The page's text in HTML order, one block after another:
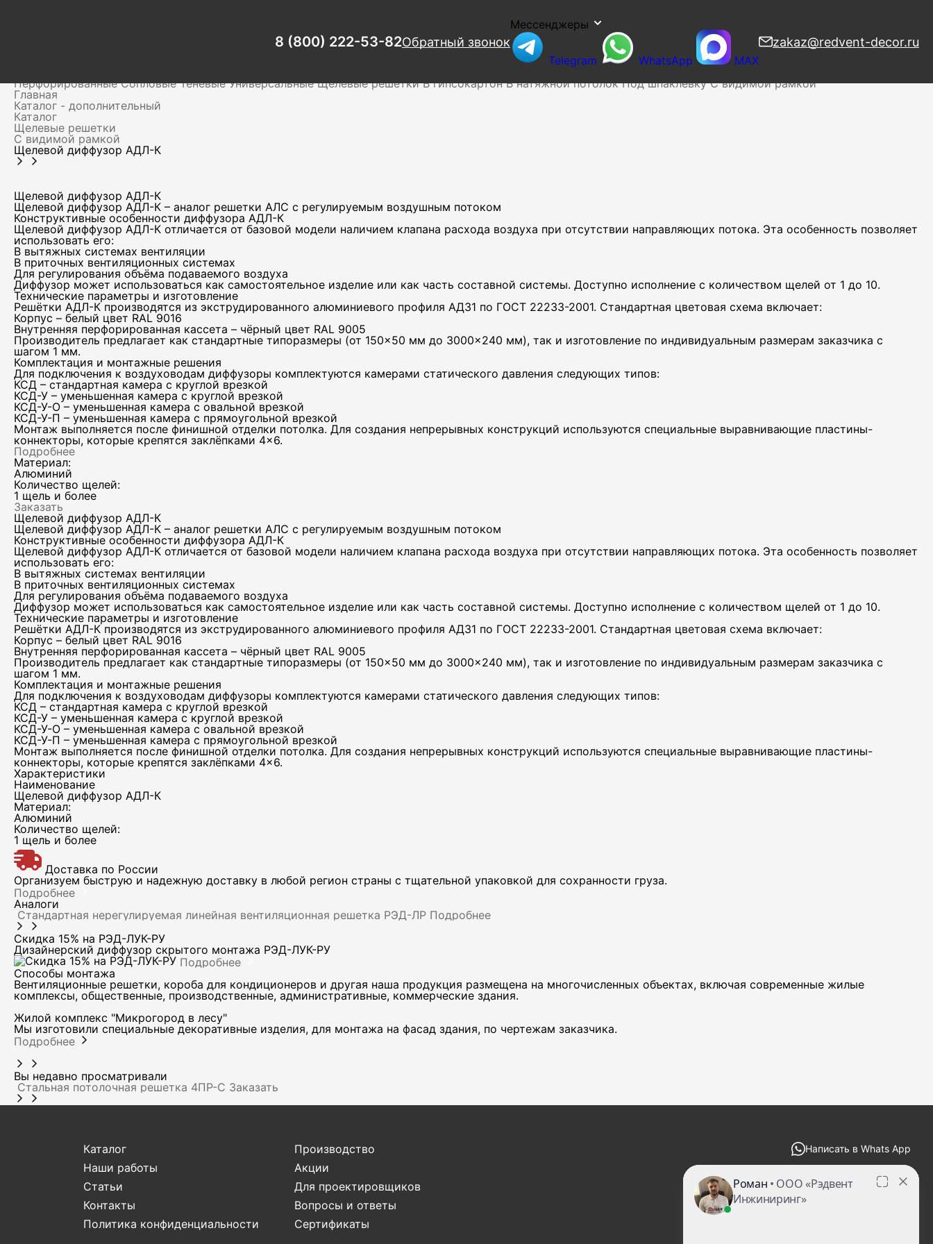
Перфорированные Сопловые Теневые Универсальные Щелевые решетки В гипсокартон В натяжной потолок Под шпаклевку С видимой рамкой
Главная
Каталог - дополнительный
Каталог
Щелевые решетки
С видимой рамкой
Щелевой диффузор АДЛ-К
Щелевой диффузор АДЛ-К
Щелевой диффузор АДЛ-К – аналог решетки АЛС с регулируемым воздушным потоком
Конструктивные особенности диффузора АДЛ-К
Щелевой диффузор АДЛ-К отличается от базовой модели наличием клапана расхода воздуха при отсутствии направляющих потока. Эта особенность позволяет
использовать его:
В вытяжных системах вентиляции
В приточных вентиляционных системах
Для регулирования объёма подаваемого воздуха
Диффузор может использоваться как самостоятельное изделие или как часть составной системы. Доступно исполнение с количеством щелей от 1 до 10.
Технические параметры и изготовление
Решётки АДЛ-К производятся из экструдированного алюминиевого профиля АД31 по ГОСТ 22233-2001. Стандартная цветовая схема включает:
Корпус – белый цвет RAL 9016
Внутренняя перфорированная кассета – чёрный цвет RAL 9005
Производитель предлагает как стандартные типоразмеры (от 150×50 мм до 3000×240 мм), так и изготовление по индивидуальным размерам заказчика с
шагом 1 мм.
Комплектация и монтажные решения
Для подключения к воздуховодам диффузоры комплектуются камерами статического давления следующих типов:
КСД – стандартная камера с круглой врезкой
КСД-У – уменьшенная камера с круглой врезкой
КСД-У-О – уменьшенная камера с овальной врезкой
КСД-У-П – уменьшенная камера с прямоугольной врезкой
Монтаж выполняется после финишной отделки потолка. Для создания непрерывных конструкций используются специальные выравнивающие пластины-
коннекторы, которые крепятся заклёпками 4×6.
Подробнее
Материал:
Алюминий
Количество щелей:
1 щель и более
Заказать
Щелевой диффузор АДЛ-К
Щелевой диффузор АДЛ-К – аналог решетки АЛС с регулируемым воздушным потоком
Конструктивные особенности диффузора АДЛ-К
Щелевой диффузор АДЛ-К отличается от базовой модели наличием клапана расхода воздуха при отсутствии направляющих потока. Эта особенность позволяет
использовать его:
В вытяжных системах вентиляции
В приточных вентиляционных системах
Для регулирования объёма подаваемого воздуха
Диффузор может использоваться как самостоятельное изделие или как часть составной системы. Доступно исполнение с количеством щелей от 1 до 10.
Технические параметры и изготовление
Решётки АДЛ-К производятся из экструдированного алюминиевого профиля АД31 по ГОСТ 22233-2001. Стандартная цветовая схема включает:
Корпус – белый цвет RAL 9016
Внутренняя перфорированная кассета – чёрный цвет RAL 9005
Производитель предлагает как стандартные типоразмеры (от 150×50 мм до 3000×240 мм), так и изготовление по индивидуальным размерам заказчика с
шагом 1 мм.
Комплектация и монтажные решения
Для подключения к воздуховодам диффузоры комплектуются камерами статического давления следующих типов:
КСД – стандартная камера с круглой врезкой
КСД-У – уменьшенная камера с круглой врезкой
КСД-У-О – уменьшенная камера с овальной врезкой
КСД-У-П – уменьшенная камера с прямоугольной врезкой
Монтаж выполняется после финишной отделки потолка. Для создания непрерывных конструкций используются специальные выравнивающие пластины-
коннекторы, которые крепятся заклёпками 4×6.
Характеристики
Наименование
Щелевой диффузор АДЛ-К
Материал:
Алюминий
Количество щелей:
1 щель и более
Доставка по России
Организуем быструю и надежную доставку в любой регион страны с тщательной упаковкой для сохранности груза.
Подробнее
Аналоги
Стандартная нерегулируемая линейная вентиляционная решетка РЭД-ЛР Подробнее
Скидка 15% на РЭД-ЛУК-РУ
Дизайнерский диффузор скрытого монтажа РЭД-ЛУК-РУ
Подробнее
Способы монтажа
Вентиляционные решетки, короба для кондиционеров и другая наша продукция размещена на многочисленных объектах, включая современные жилые
комплексы, общественные, производственные, административные, коммерческие здания.
Жилой комплекс "Микрогород в лесу"
Мы изготовили специальные декоративные изделия, для монтажа на фасад здания, по чертежам заказчика.
Подробнее
Вы недавно просматривали
Стальная потолочная решетка 4ПР-С Заказать
8 (800) 222-53-82Обратный звонок
Мессенджеры
Telegram WhatsApp MAX
zakaz@redvent-decor.ru
Каталог
Производство
Наши работы
Акции
Статьи
Для проектировщиков
Контакты
Вопросы и ответы
Политика конфиденциальности
Сертификаты
Написать в Whats App
zakaz@redvent-decor.ru
Телефон